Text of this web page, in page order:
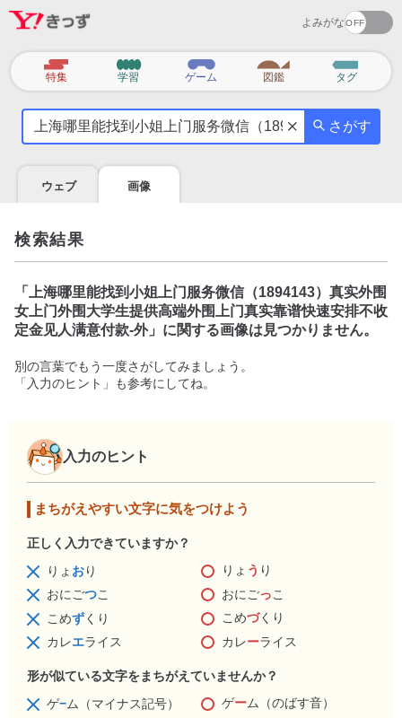
よみがな
カ
テ
特集 学習 ゲーム 図鑑 タグ
気
に
を
調
べ
よ
う
さがす
ウェブ 画像
検索結果
「
上海哪里能找到小姐上门服务微信（1894143）真实外围
女上门外围大学生提供高端外围上门真实靠谱快速安排不收
定金见人满意付款-外」に関する画像は見つかりません。
別の言葉でもう一度さがしてみましょう。
「入力のヒント」も参考にしてね。
入力のヒント
まちがえやすい文字に気をつけよう
正しく入力できていますか？
りょ おり りょ う り
おにごつこ おにごっこ
こめずくり こめづくり
カレエライス カレーライス
形が似ている文字をまちがえていませんか？
ゲ−ム（マイナス記号） ゲーム（のばす音）